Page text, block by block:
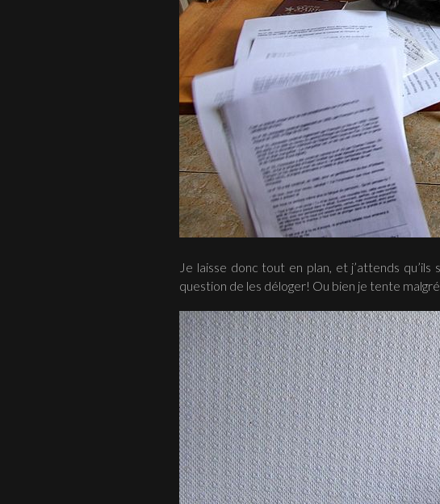
Je laisse donc tout en plan, et j’attends
question de les déloger! Ou bien je tente